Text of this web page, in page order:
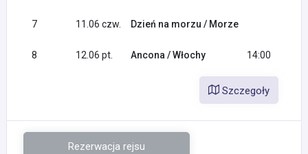
7 11.06 czw. Dzień na morzu / Morze
8 12.06 pt. Ancona / Włochy 14:00
Szczegoły
Rezerwacja rejsu